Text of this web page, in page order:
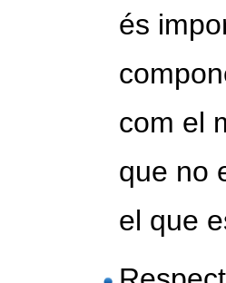
és
com el
que no
el que